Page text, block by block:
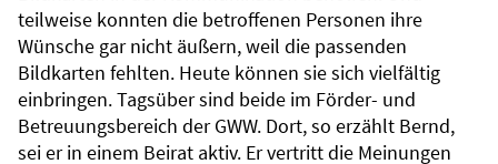
teilweise konnten die betroffenen Personen ihre
Wünsche gar nicht äußern, weil die passenden
Bildkarten fehlten. Heute können sie sich vielfältig
einbringen. Tagsüber sind beide im Förder- und
Betreuungsbereich der GWW. Dort, so erzählt Bernd,
sei er in einem Beirat aktiv. Er vertritt die Meinungen